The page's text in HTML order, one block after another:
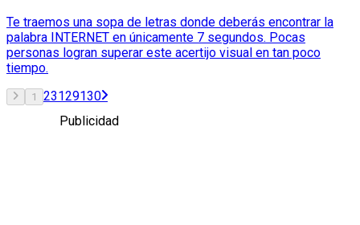
Te traemos una sopa de letras donde deberás encontrar la
palabra INTERNET en únicamente 7 segundos. Pocas
personas logran superar este acertijo visual en tan poco
tiempo.
1 23129130
Publicidad